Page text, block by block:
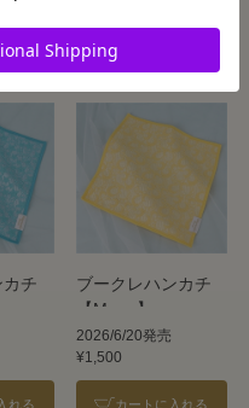
商品も見ています
チ
れる
ブークレハンカチ
【Moon】
2026/6/20発売
¥1,500
カートに入れる